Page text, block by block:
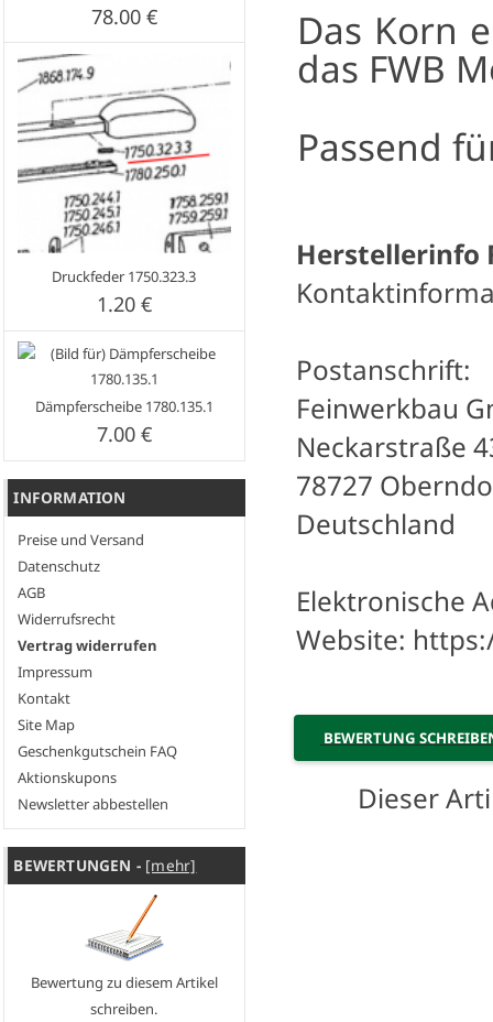
78.00 €
Druckfeder 1750.323.3
1.20 €
Dämpferscheibe 1780.135.1
7.00 €
INFORMATION
Preise und Versand
Datenschutz
AGB
Widerrufsrecht
Vertrag widerrufen
Impressum
Kontakt
Site Map
Geschenkgutschein FAQ
Aktionskupons
Newsletter abbestellen
BEWERTUNGEN - [mehr]
Bewertung zu diesem Artikel
schreiben.
Das Korn
das FWB
Passend
Herstellerinfo
Postanschrift:
Feinwerkbau
Neckarstraße
78727
Deutschland
Elektronische
Website:
BEWERTUNG
Dieser